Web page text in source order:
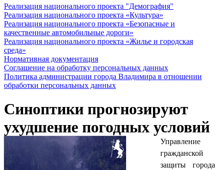
Реализация национального проекта "Демография"
Реализация национального проекта «Культура»
Реализация национального проекта «Безопасные и
качественные автомобильные дороги»
Реализация национального проекта «Жилье и городская
среда»
Нормативная документация
Соглашение на обработку персональных данных
Политика администрации города Владимира в отношении
обработки персональных данных
Синоптики прогнозируют
ухудшение погодных условий
Управление
гражданской
защиты города